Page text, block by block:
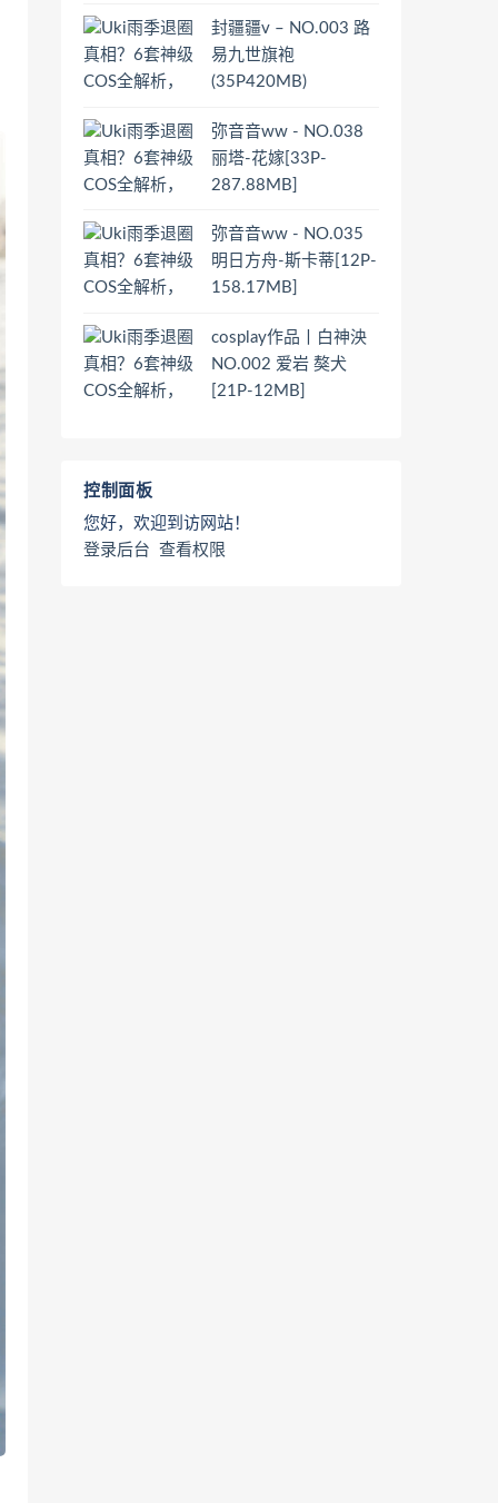
封疆疆v – NO.003 路
易九世旗袍
(35P420MB)
弥音音ww - NO.038
丽塔-花嫁[33P-
287.88MB]
弥音音ww - NO.035
明日方舟-斯卡蒂[12P-
158.17MB]
cosplay作品丨白神泱
NO.002 爱岩 獒犬
[21P-12MB]
控制面板
您好，欢迎到访网站！
登录后台 查看权限